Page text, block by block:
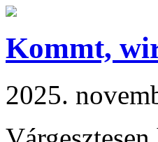
Kommt,
2025.